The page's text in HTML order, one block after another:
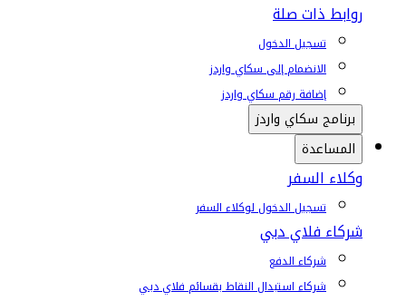
روابط ذات صلة
تسجيل الدخول
الانضمام إلى سكاي واردز
إضافة رقم سكاي واردز
برنامج سكاي واردز
المساعدة
وكلاء السفر
تسجيل الدخول لوكلاء السفر
شركاء فلاي دبي
شركاء الدفع
شركاء استبدال النقاط بقسائم فلاي دبي